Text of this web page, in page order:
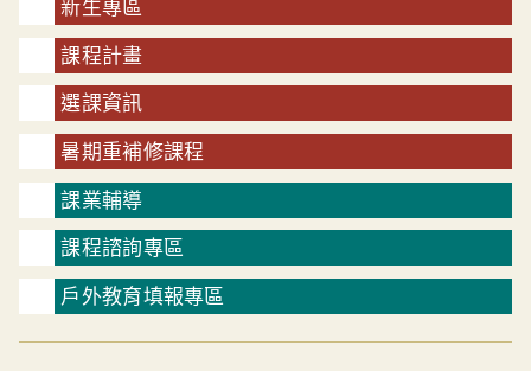
新生專區
課程計畫
選課資訊
暑期重補修課程
課業輔導
課程諮詢專區
戶外教育填報專區